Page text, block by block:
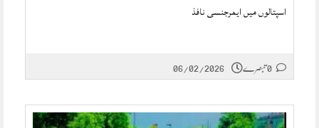
اسپتالوں میں ایمرجنسی نافذ
06/02/2026